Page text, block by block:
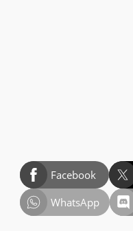
Facebook
WhatsApp